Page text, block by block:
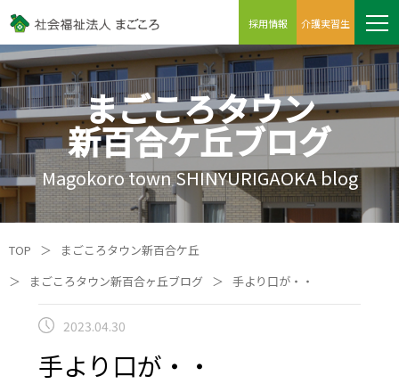
採用情報 介護実習生
まごころタウン
新百合ケ丘ブログ
Magokoro town SHINYURIGAOKA blog
TOP ＞
まごころタウン新百合ケ丘
＞
まごころタウン新百合ヶ丘ブログ ＞ 手より口が・・
2023.04.30
手より口が・・